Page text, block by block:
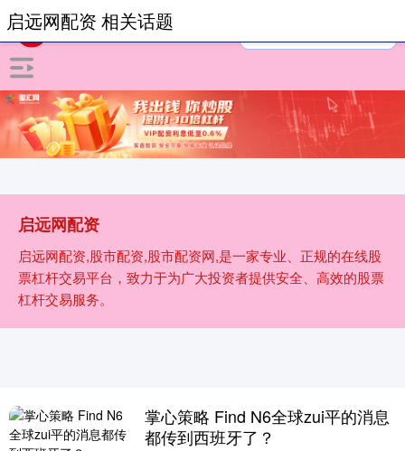
启远网配资
启远网配资,股市配资,股市配资网,是一家专业、正规的在线股
票杠杆交易平台，致力于为广大投资者提供安全、高效的股票
杠杆交易服务。
启远网配资 相关话题
掌心策略 Find N6全球zui平的消息
都传到西班牙了？